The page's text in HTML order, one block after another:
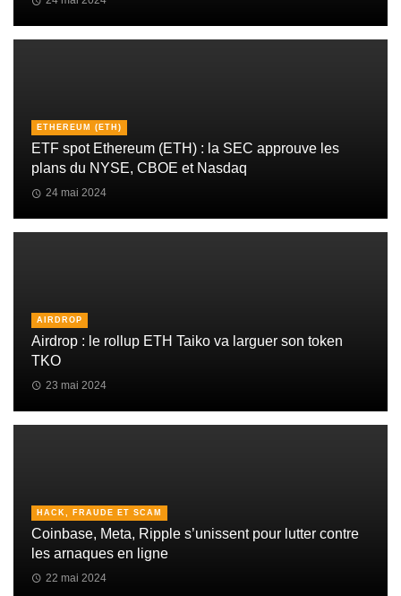
ETHEREUM (ETH)
ETF spot Ethereum (ETH) : la SEC approuve les
plans du NYSE, CBOE et Nasdaq
24 mai 2024
AIRDROP
Airdrop : le rollup ETH Taiko va larguer son token
TKO
23 mai 2024
HACK, FRAUDE ET SCAM
Coinbase, Meta, Ripple s’unissent pour lutter contre
les arnaques en ligne
22 mai 2024